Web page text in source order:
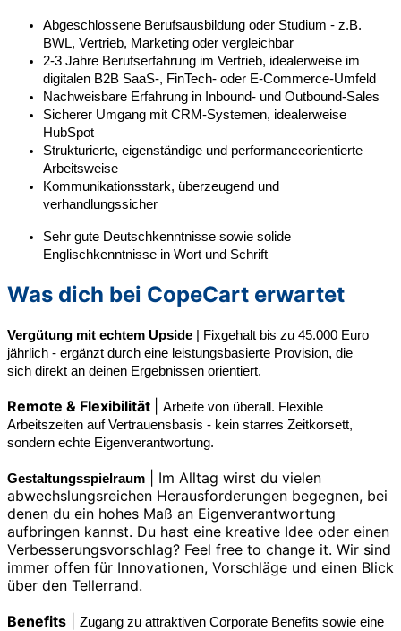
Abgeschlossene Berufsausbildung oder Studium - z.B.
BWL, Vertrieb, Marketing oder vergleichbar
2-3 Jahre Berufserfahrung im Vertrieb, idealerweise im
digitalen B2B SaaS-, FinTech- oder E-Commerce-Umfeld
Nachweisbare Erfahrung in Inbound- und Outbound-Sales
Sicherer Umgang mit CRM-Systemen, idealerweise
HubSpot
Strukturierte, eigenständige und performanceorientierte
Arbeitsweise
Kommunikationsstark, überzeugend und
verhandlungssicher
Sehr gute Deutschkenntnisse sowie solide
Englischkenntnisse in Wort und Schrift
Was dich bei CopeCart erwartet
Vergütung mit echtem Upside | Fixgehalt bis zu 45.000 Euro
jährlich - ergänzt durch eine leistungsbasierte Provision, die
sich direkt an deinen Ergebnissen orientiert.
Remote & Flexibilität
Arbeite von überall. Flexible
Arbeitszeiten auf Vertrauensbasis - kein starres Zeitkorsett,
sondern echte Eigenverantwortung.
Gestaltungsspielraum
| Im Alltag wirst du vielen
abwechslungsreichen Herausforderungen begegnen, bei
denen du ein hohes Maß an Eigenverantwortung
aufbringen kannst. Du hast eine kreative Idee oder einen
Verbesserungsvorschlag? Feel free to change it. Wir sind
immer offen für Innovationen, Vorschläge und einen Blick
über den Tellerrand.
Benefits
Zugang zu attraktiven Corporate Benefits sowie eine